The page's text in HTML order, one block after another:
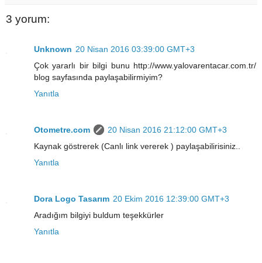
3 yorum:
Unknown 20 Nisan 2016 03:39:00 GMT+3
Çok yararlı bir bilgi bunu http://www.yalovarentacar.com.tr/
blog sayfasında paylaşabilirmiyim?
Yanıtla
Otometre.com
20 Nisan 2016 21:12:00 GMT+3
Kaynak göstrerek (Canlı link vererek ) paylaşabilirisiniz..
Yanıtla
Dora Logo Tasarım 20 Ekim 2016 12:39:00 GMT+3
Aradığım bilgiyi buldum teşekkürler
Yanıtla